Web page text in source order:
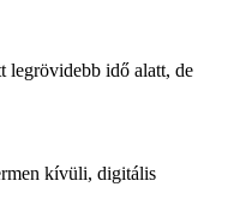
legrövidebb idő alatt, de
kívüli, digitális